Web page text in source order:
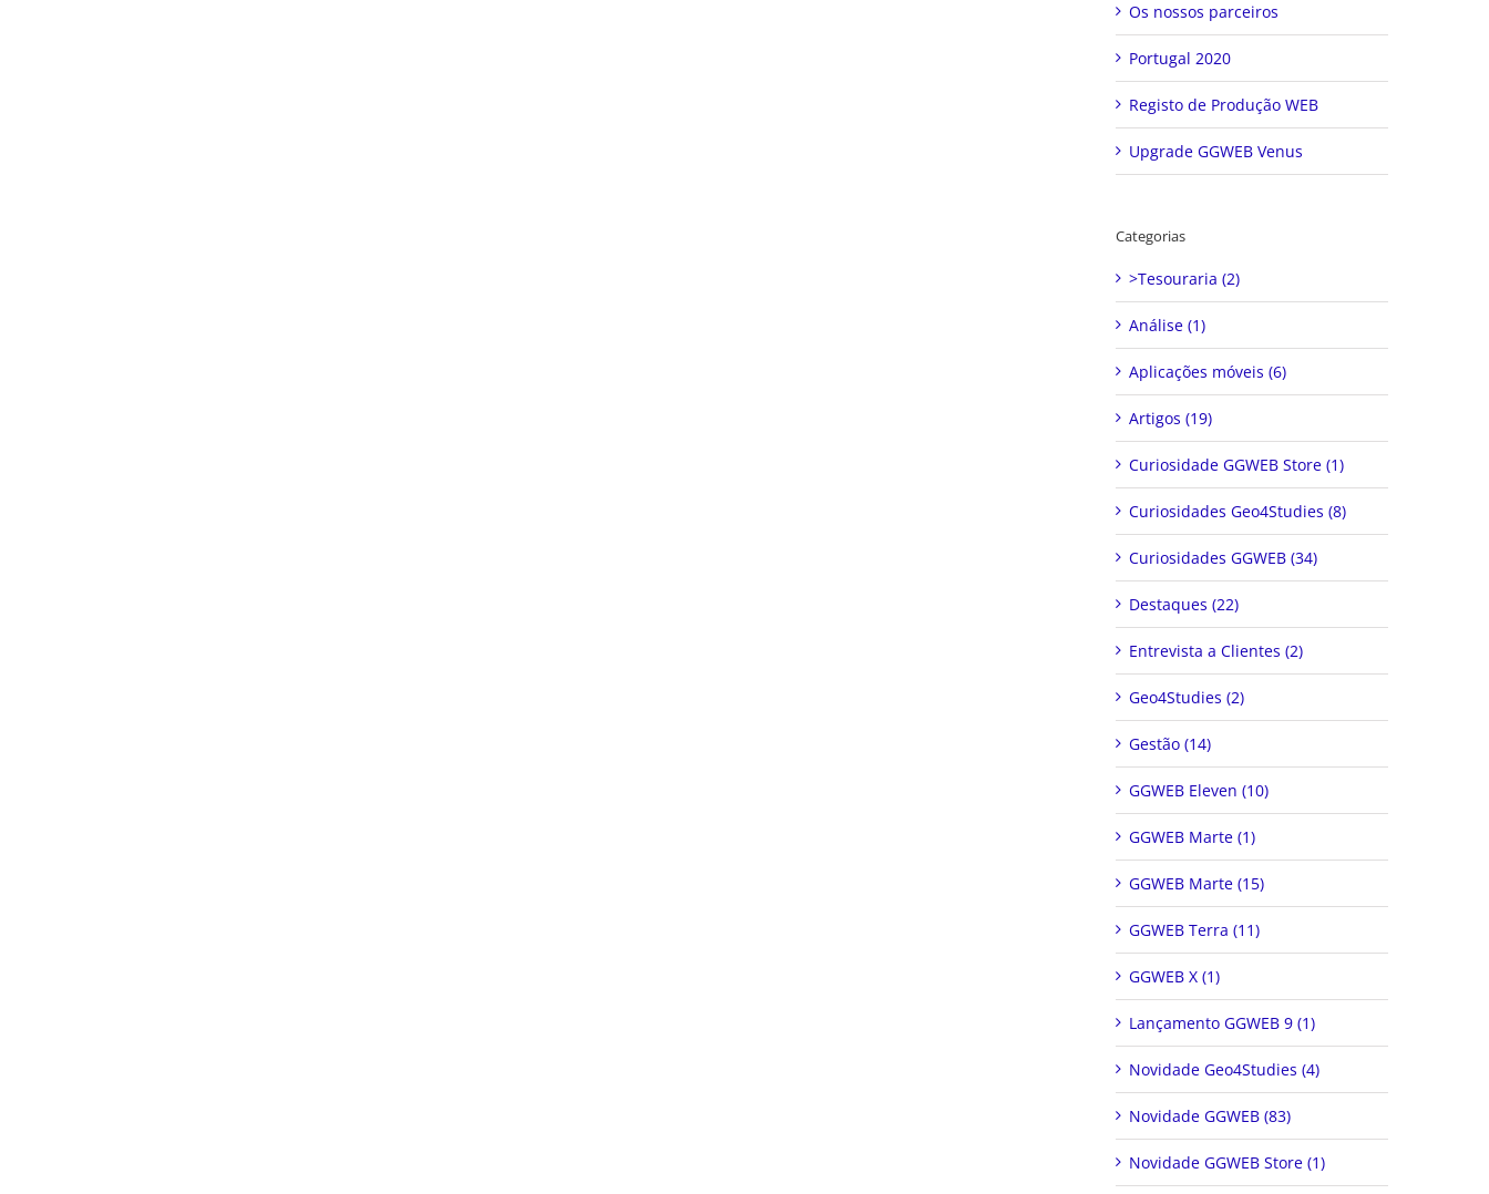
Os nossos parceiros
Portugal 2020
Registo de Produção WEB
Upgrade GGWEB Venus
Categorias
>Tesouraria (2)
Análise (1)
Aplicações móveis (6)
Artigos (19)
Curiosidade GGWEB Store (1)
Curiosidades Geo4Studies (8)
Curiosidades GGWEB (34)
Destaques (22)
Entrevista a Clientes (2)
Geo4Studies (2)
Gestão (14)
GGWEB Eleven (10)
GGWEB Marte (1)
GGWEB Marte (15)
GGWEB Terra (11)
GGWEB X (1)
Lançamento GGWEB 9 (1)
Novidade Geo4Studies (4)
Novidade GGWEB (83)
Novidade GGWEB Store (1)